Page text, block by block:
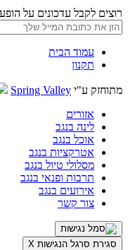
רוצים לקבל עדכונים על
עמוד הבית
תקנון
מתוחזק ע"י Spring Valley
אזורים
לינה בנגב
אוכל בנגב
אטרקציות בנגב
מסלולי טיול בנגב
תרבות ופנאי בנגב
אירועים בנגב
צור קשר
סגירת סרגל הנגישות X